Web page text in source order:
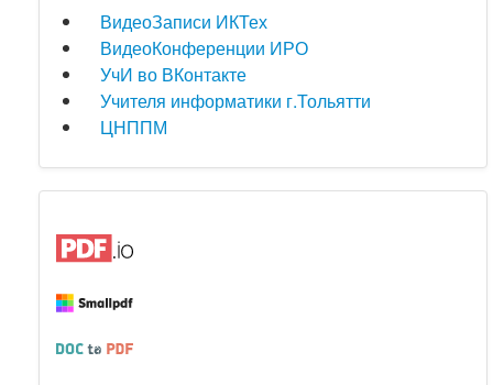
ВидеоЗаписи ИКТех
ВидеоКонференции ИРО
УчИ во ВКонтакте
Учителя информатики г.Тольятти
ЦНППМ